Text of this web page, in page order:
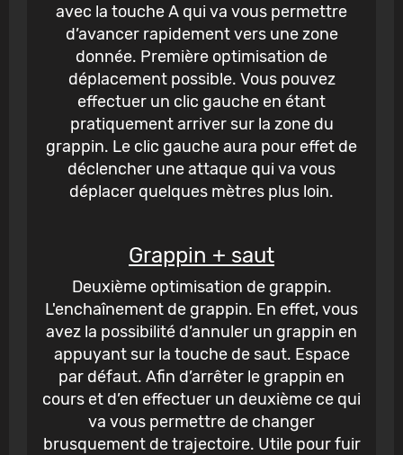
avec la touche A qui va vous permettre
d’avancer rapidement vers une zone
donnée. Première optimisation de
déplacement possible. Vous pouvez
effectuer un clic gauche en étant
pratiquement arriver sur la zone du
grappin. Le clic gauche aura pour effet de
déclencher une attaque qui va vous
déplacer quelques mètres plus loin.
Grappin + saut
Deuxième optimisation de grappin.
L'enchaînement de grappin. En effet, vous
avez la possibilité d’annuler un grappin en
appuyant sur la touche de saut. Espace
par défaut. Afin d’arrêter le grappin en
cours et d’en effectuer un deuxième ce qui
va vous permettre de changer
brusquement de trajectoire. Utile pour fuir